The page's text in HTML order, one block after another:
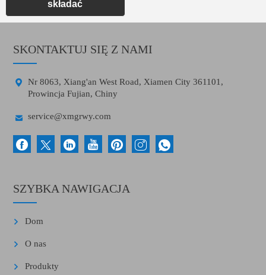
składać
SKONTAKTUJ SIĘ Z NAMI

Nr 8063, Xiang'an West Road, Xiamen City 361101,
Prowincja Fujian, Chiny
 service@xmgrwy.com
SZYBKA NAWIGACJA
Dom
O nas
Produkty